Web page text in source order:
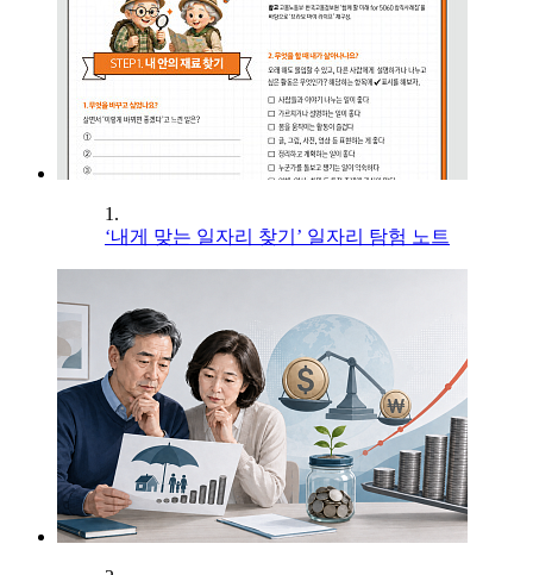
1.
‘내게 맞는 일자리 찾기’ 일자리 탐험 노트